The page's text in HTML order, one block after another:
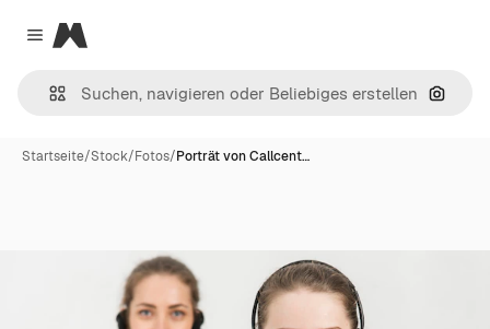
Close menu
Magnific
Nach
Startseite/Stock/Fotos/Porträt von Callcent…